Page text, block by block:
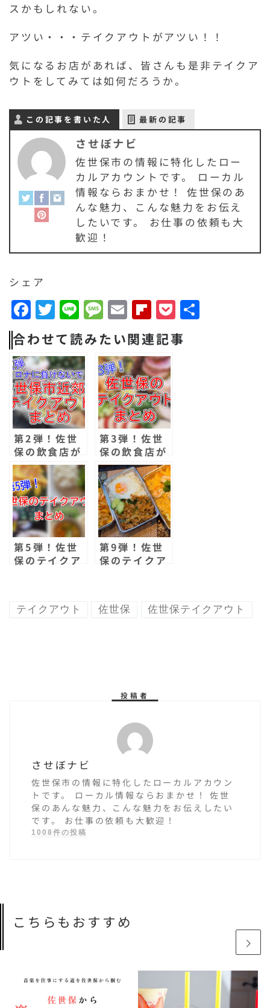
スかもしれない。
アツい・・・テイクアウトがアツい！！
気になるお店があれば、皆さんも是非テイクア
ウトをしてみては如何だろうか。
この記事を書いた人 最新の記事
させぼナビ
佐世保市の情報に特化したロー
カルアカウントです。 ローカル
情報ならおまかせ！ 佐世保のあ
んな魅力、こんな魅力をお伝え
したいです。 お仕事の依頼も大
歓迎！
シェア
F
a
c
e
b
o
o
k
T
w
it
t
e
r
Li
n
e
M
e
s
s
a
g
e
E
m
a
il
F
li
p
b
o
a
r
d
P
o
c
合わせて読みたい関連記事
第2弾！佐世
保の飲食店が
テイクアウト
を続々と開
始！まとめて
みた！
第3弾！佐世
保の飲食店が
テイクアウト
を続々と開
始！まとめて
みた！
第5弾！佐世
保のテイクア
第9弾！佐世
保のテイクア
テイクアウト 佐世保 佐世保テイクアウト
投稿者
させぼナビ
佐世保市の情報に特化したローカルアカウン
トです。 ローカル情報ならおまかせ！ 佐世
保のあんな魅力、こんな魅力をお伝えしたい
です。 お仕事の依頼も大歓迎！
1008件の投稿
こちらもおすすめ